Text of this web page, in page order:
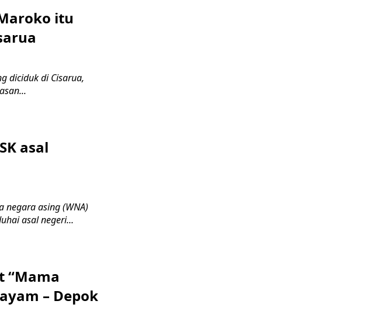
itu
diciduk di Cisarua,
asal
negara asing (WNA)
asal negeri...
“Mama
– Depok